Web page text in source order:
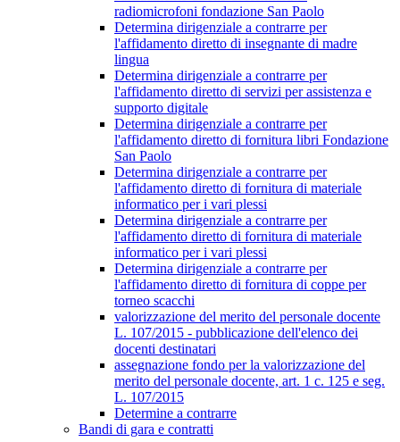
radiomicrofoni fondazione San Paolo
Determina dirigenziale a contrarre per
l'affidamento diretto di insegnante di madre
lingua
Determina dirigenziale a contrarre per
l'affidamento diretto di servizi per assistenza e
supporto digitale
Determina dirigenziale a contrarre per
l'affidamento diretto di fornitura libri Fondazione
San Paolo
Determina dirigenziale a contrarre per
l'affidamento diretto di fornitura di materiale
informatico per i vari plessi
Determina dirigenziale a contrarre per
l'affidamento diretto di fornitura di materiale
informatico per i vari plessi
Determina dirigenziale a contrarre per
l'affidamento diretto di fornitura di coppe per
torneo scacchi
valorizzazione del merito del personale docente
L. 107/2015 - pubblicazione dell'elenco dei
docenti destinatari
assegnazione fondo per la valorizzazione del
merito del personale docente, art. 1 c. 125 e seg.
L. 107/2015
Determine a contrarre
Bandi di gara e contratti